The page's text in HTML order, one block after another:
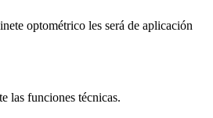
optométrico les será de aplicación
las funciones técnicas.